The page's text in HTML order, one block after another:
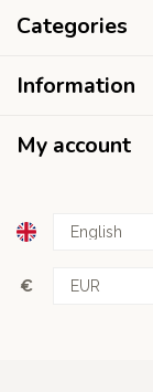
Categories
Information
My account
€